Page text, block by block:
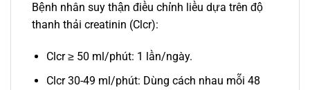
Bệnh nhân suy thận điều chỉnh liều dựa trên độ
thanh thải creatinin (Clcr):
Clcr ≥ 50 ml/phút: 1 lần/ngày.
Clcr 30-49 ml/phút: Dùng cách nhau mỗi 48